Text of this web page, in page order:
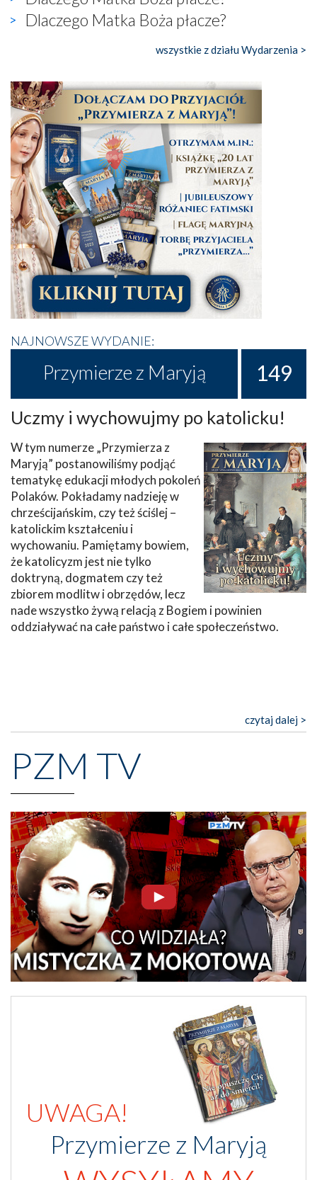
Dlaczego Matka Boża płacze?
wszystkie z działu Wydarzenia >
NAJNOWSZE WYDANIE:
Przymierze z Maryją 149
Uczmy i wychowujmy po katolicku!
W tym numerze „Przymierza z
Maryją” postanowiliśmy podjąć
tematykę edukacji młodych pokoleń
Polaków. Pokładamy nadzieję w
chrześcijańskim, czy też ściślej –
katolickim kształceniu i
wychowaniu. Pamiętamy bowiem,
że katolicyzm jest nie tylko
doktryną, dogmatem czy też
zbiorem modlitw i obrzędów, lecz
nade wszystko żywą relacją z Bogiem i powinien
oddziaływać na całe państwo i całe społeczeństwo.
czytaj dalej >
PZM TV
UWAGA!
Przymierze z Maryją